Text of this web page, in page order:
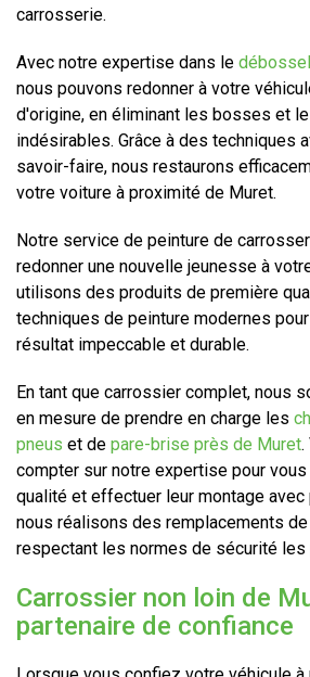
carrosserie.
Avec notre expertise dans le
nous pouvons redonner à votre
d'origine, en éliminant les bosses et
indésirables. Grâce à des techniques
savoir-faire, nous restaurons
votre voiture à proximité de Muret.
Notre service de peinture de
redonner une nouvelle jeunesse à
utilisons des produits de première
techniques de peinture modernes
résultat impeccable et durable.
En tant que carrossier complet, nous
en mesure de prendre en charge les
pneus et de pare-brise près de Muret.
compter sur notre expertise pour
qualité et effectuer leur montage avec
nous réalisons des remplacements
respectant les normes de sécurité
Carrossier non loin de
partenaire de confiance